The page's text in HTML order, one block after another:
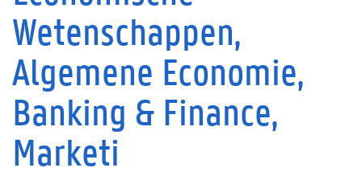
Wetenschappen,
Algemene Economie,
Banking & Finance,
Marketi